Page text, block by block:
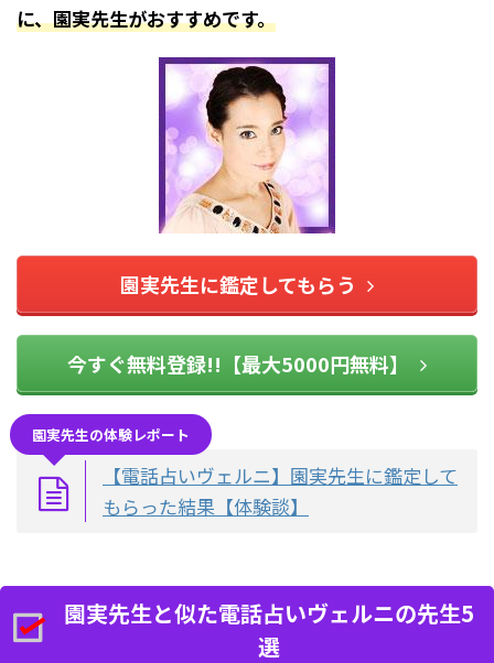
に、園実先生がおすすめです。
園実先生に鑑定してもらう
今すぐ無料登録!!【最大5000円無料】
園実先生の体験レポート
【電話占いヴェルニ】園実先生に鑑定して
もらった結果【体験談】
園実先生と似た電話占いヴェルニの先生5
選